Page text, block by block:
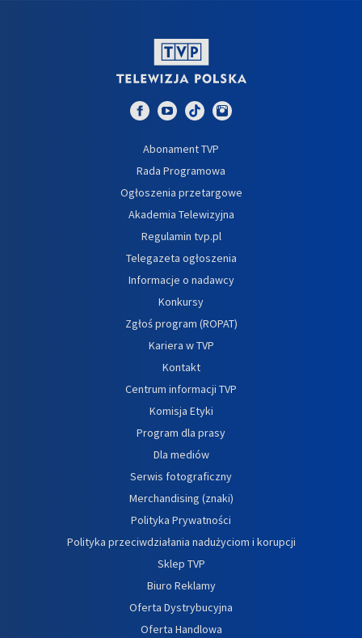
Abonament TVP
Rada Programowa
Ogłoszenia przetargowe
Akademia Telewizyjna
Regulamin tvp.pl
Telegazeta ogłoszenia
Informacje o nadawcy
Konkursy
Zgłoś program (ROPAT)
Kariera w TVP
Kontakt
Centrum informacji TVP
Komisja Etyki
Program dla prasy
Dla mediów
Serwis fotograficzny
Merchandising (znaki)
Polityka Prywatności
Polityka przeciwdziałania nadużyciom i korupcji
Sklep TVP
Biuro Reklamy
Oferta Dystrybucyjna
Oferta Handlowa